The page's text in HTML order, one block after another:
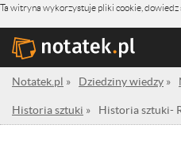
Ta witryna wykorzystuje pliki cookie, dowiedz
Notatek.pl » Dziedziny wiedzy »
Historia sztuki » Historia sztuki-